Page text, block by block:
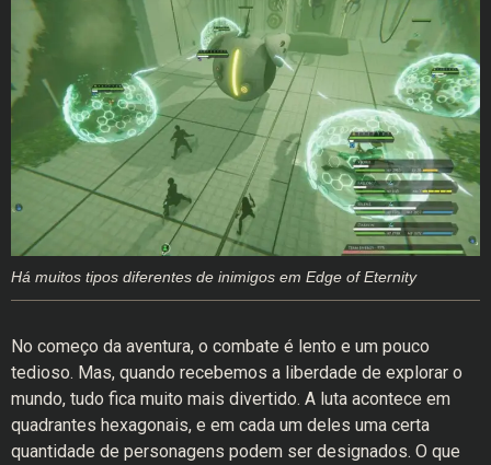
Há muitos tipos diferentes de inimigos em Edge of Eternity
No começo da aventura, o combate é lento e um pouco
tedioso. Mas, quando recebemos a liberdade de explorar o
mundo, tudo fica muito mais divertido. A luta acontece em
quadrantes hexagonais, e em cada um deles uma certa
quantidade de personagens podem ser designados. O que